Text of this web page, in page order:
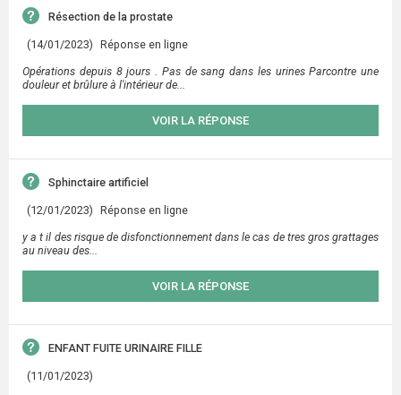
Résection de la prostate
(14/01/2023) Réponse en ligne
Opérations depuis 8 jours . Pas de sang dans les urines Parcontre une
douleur et brûlure à l'intérieur de...
VOIR LA RÉPONSE
Sphinctaire artificiel
(12/01/2023) Réponse en ligne
y a t il des risque de disfonctionnement dans le cas de tres gros grattages
au niveau des...
VOIR LA RÉPONSE
ENFANT FUITE URINAIRE FILLE
(11/01/2023)